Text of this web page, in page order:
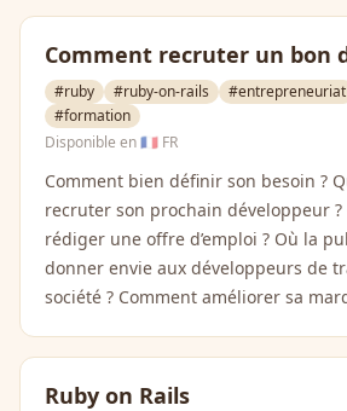
Comment recruter un bon
#ruby #ruby-on-rails #entrepreneuriat
#formation
Disponible en🇫🇷 FR
Comment bien définir son besoin ?
recruter son prochain développeur
rédiger une offre d’emploi ? Où la
donner envie aux développeurs de
société ? Comment améliorer sa
Ruby on Rails